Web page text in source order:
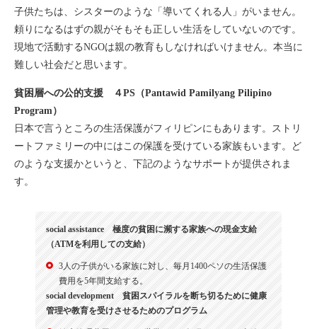
子供たちは、シスターのような「導いてくれる人」がいません。
頼りになるはずの親がそもそも正しい生活をしていないのです。
現地で活動するNGOは親の教育もしなければいけません。本当に
難しい社会だと思います。
貧困層への公的支援 ４PS（Pantawid Pamilyang Pilipino
Program）
日本で言うところの生活保護がフィリピンにもあります。ストリ
ートファミリーの中にはこの保護を受けている家族もいます。ど
のような支援かというと、下記のようなサポートが提供されま
す。
social assistance 極度の貧困に瀕する家族への現金支給
（ATMを利用しての支給）
3人の子供がいる家族に対し、毎月1400ペソの生活保護
費用を5年間支給する。
social development 貧困スパイラルを断ち切るために健康
管理や教育を受けさせるためのプログラム